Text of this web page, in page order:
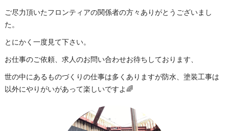
ご尽力頂いたフロンティアの関係者の方々ありがとうございまし
た。
とにかく一度見て下さい。
お仕事のご依頼、求人のお問い合わせお待ちしております、
世の中にあるものづくりの仕事は多くありますが防水、塗装工事は
以外にやりがいがあって楽しいですよ🌈